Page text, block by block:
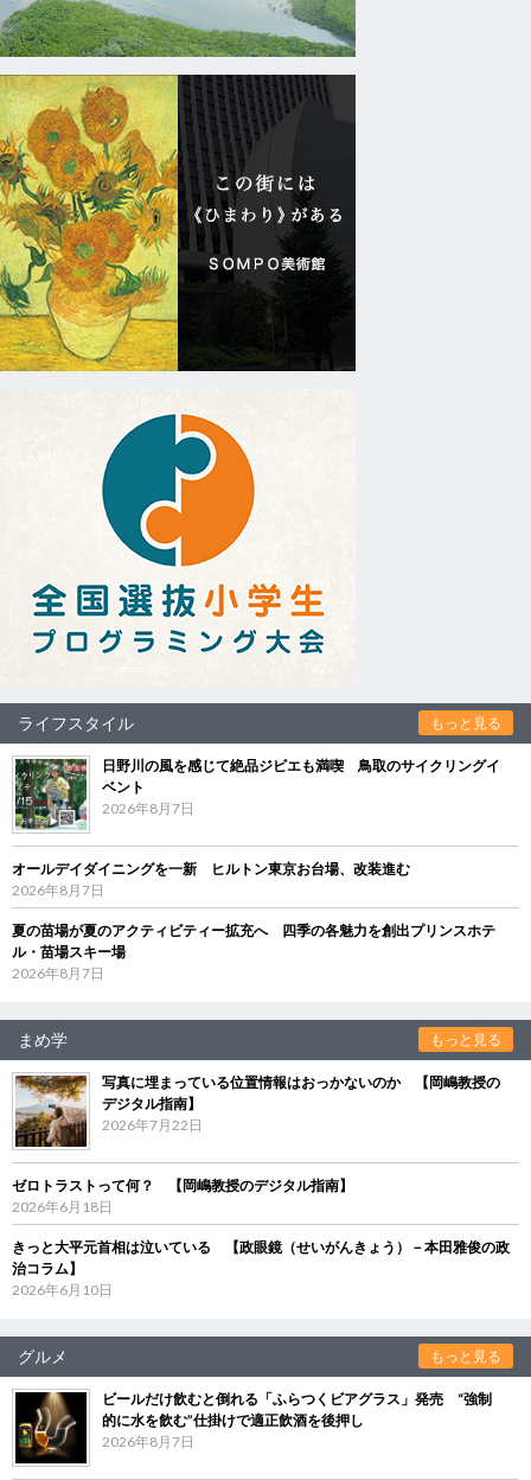
ライフスタイル もっと見る
日野川の風を感じて絶品ジビエも満喫 鳥取のサイクリングイ
ベント
2026年8月7日
オールデイダイニングを一新 ヒルトン東京お台場、改装進む
2026年8月7日
夏の苗場が夏のアクティビティー拡充へ 四季の各魅力を創出プリンスホテ
ル・苗場スキー場
2026年8月7日
まめ学 もっと見る
写真に埋まっている位置情報はおっかないのか 【岡嶋教授の
デジタル指南】
2026年7月22日
ゼロトラストって何？ 【岡嶋教授のデジタル指南】
2026年6月18日
きっと大平元首相は泣いている 【政眼鏡（せいがんきょう）－本田雅俊の政
治コラム】
2026年6月10日
グルメ もっと見る
ビールだけ飲むと倒れる「ふらつくビアグラス」発売 “強制
的に水を飲む”仕掛けで適正飲酒を後押し
2026年8月7日